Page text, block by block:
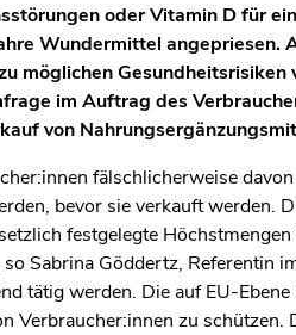
oder Vitamin D für
Wundermittel angepriesen.
möglichen
im Auftrag des
von
fälschlicherweise
bevor sie verkauft werden.
festgelegte
Sabrina Göddertz, Referentin
tätig werden. Die auf EU-
Verbraucher:innen zu